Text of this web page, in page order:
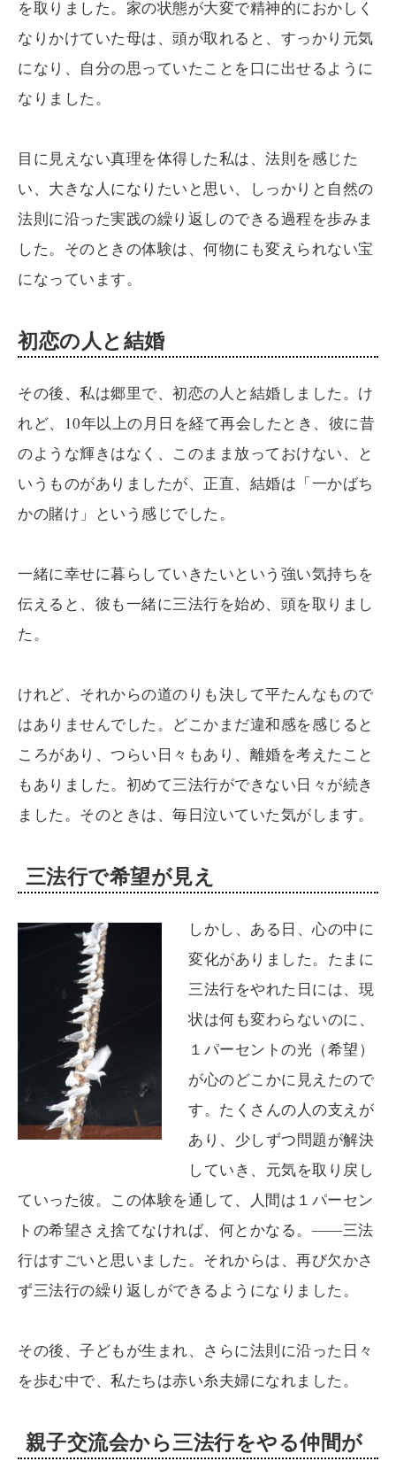
を取りました。家の状態が大変で精神的におかしく
なりかけていた母は、頭が取れると、すっかり元気
になり、自分の思っていたことを口に出せるように
なりました。
目に見えない真理を体得した私は、法則を感じた
い、大きな人になりたいと思い、しっかりと自然の
法則に沿った実践の繰り返しのできる過程を歩みま
した。そのときの体験は、何物にも変えられない宝
になっています。
初恋の人と結婚
その後、私は郷里で、初恋の人と結婚しました。け
れど、10年以上の月日を経て再会したとき、彼に昔
のような輝きはなく、このまま放っておけない、と
いうものがありましたが、正直、結婚は「一かばち
かの賭け」という感じでした。
一緒に幸せに暮らしていきたいという強い気持ちを
伝えると、彼も一緒に三法行を始め、頭を取りまし
た。
けれど、それからの道のりも決して平たんなもので
はありませんでした。どこかまだ違和感を感じると
ころがあり、つらい日々もあり、離婚を考えたこと
もありました。初めて三法行ができない日々が続き
ました。そのときは、毎日泣いていた気がします。
三法行で希望が見え
しかし、ある日、心の中に
変化がありました。たまに
三法行をやれた日には、現
状は何も変わらないのに、
１パーセントの光（希望）
が心のどこかに見えたので
す。たくさんの人の支えが
あり、少しずつ問題が解決
していき、元気を取り戻し
ていった彼。この体験を通して、人間は１パーセン
トの希望さえ捨てなければ、何とかなる。――三法
行はすごいと思いました。それからは、再び欠かさ
ず三法行の繰り返しができるようになりました。
その後、子どもが生まれ、さらに法則に沿った日々
を歩む中で、私たちは赤い糸夫婦になれました。
親子交流会から三法行をやる仲間が